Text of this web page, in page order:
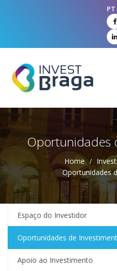
PT
Oportunidades
Home /
Oportunidades
Espaço do Investidor
Oportunidades de
Apoio ao Investimento